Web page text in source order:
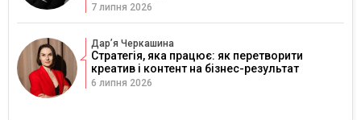
7 липня 2026
Дарʼя Черкашина
Стратегія, яка працює: як перетворити
креатив і контент на бізнес-результат
6 липня 2026